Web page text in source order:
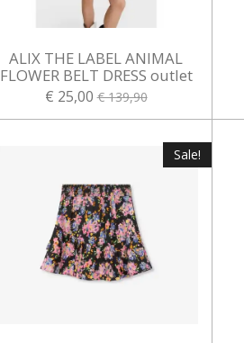
ALIX THE LABEL ANIMAL
FLOWER BELT DRESS outlet
€ 25,00 € 139,90
Sale!